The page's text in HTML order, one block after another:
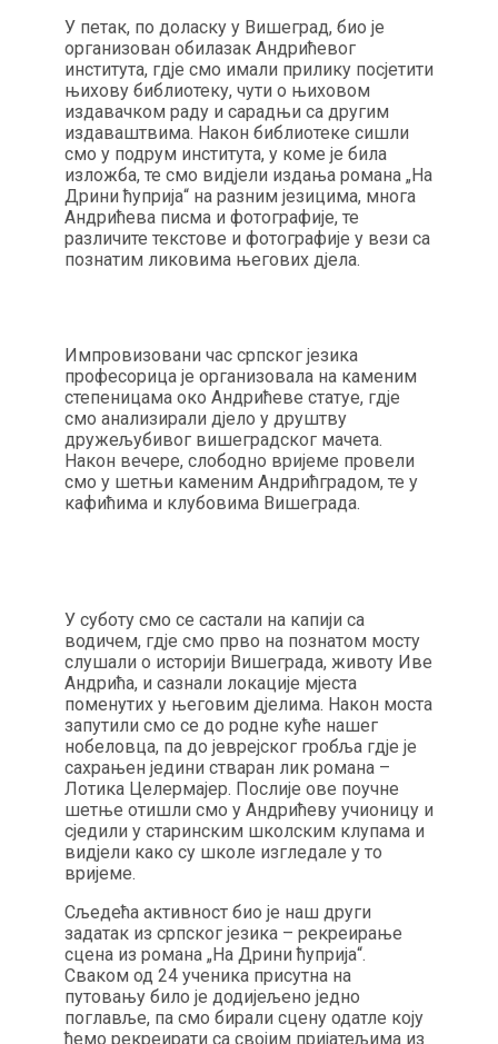
У петак, по доласку у Вишеград, био је
организован обилазак Андрићевог
института, гдје смо имали прилику посјетити
њихову библиотеку, чути о њиховом
издавачком раду и сарадњи са другим
издаваштвима. Након библиотеке сишли
смо у подрум института, у коме је била
изложба, те смо видјели издања романа „На
Дрини ћуприја“ на разним језицима, многа
Андрићева писма и фотографије, те
различите текстове и фотографије у вези са
познатим ликовима његових дјела.
Импровизовани час српског језика
професорица је организовала на каменим
степеницама око Андрићеве статуе, гдје
смо анализирали дјело у друштву
дружељубивог вишеградског мачета.
Након вечере, слободно вријеме провели
смо у шетњи каменим Андрићградом, те у
кафићима и клубовима Вишеграда.
У суботу смо се састали на капији са
водичем, гдје смо прво на познатом мосту
слушали о историји Вишеграда, животу Иве
Андрића, и сазнали локације мјеста
поменутих у његовим дјелима. Након моста
запутили смо се до родне куће нашег
нобеловца, па до јеврејског гробља гдје је
сахрањен једини стваран лик романа –
Лотика Целермајер. Послије ове поучне
шетње отишли смо у Андрићеву учионицу и
сједили у старинским школским клупама и
видјели како су школе изгледале у то
вријеме.
Сљедећа активност био је наш други
задатак из српског језика – рекреирање
сцена из романа „На Дрини ћуприја“.
Сваком од 24 ученика присутна на
путовању било је додијељено једно
поглавље, па смо бирали сцену одатле коју
ћемо рекреирати са својим пријатељима из